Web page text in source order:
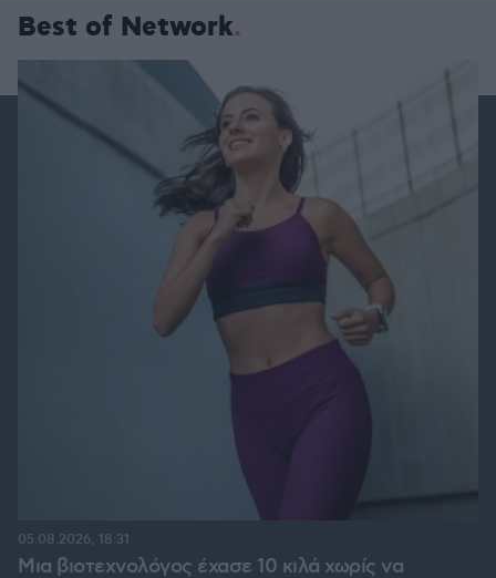
Best of Network
Μια βιοτεχνολόγος έχασε 10 κιλά χωρίς να
05.08.2026, 18:31